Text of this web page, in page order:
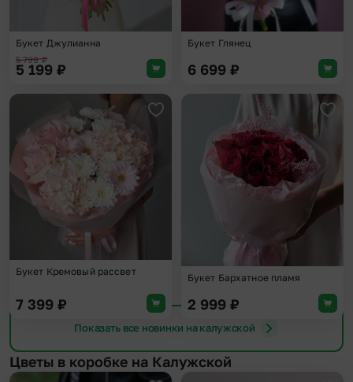
Букет Джулианна
5 799₽
5 199 ₽
Букет Глянец
6 699 ₽
Добавить в избранное
Букет Кремовый рассвет
7 399 ₽
Букет Бархатное пламя
2 999 ₽
Показать все новинки на калужской
Цветы в коробке на Калужской